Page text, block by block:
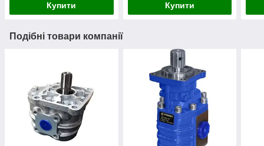
Купити Купити
Подібні товари компанії